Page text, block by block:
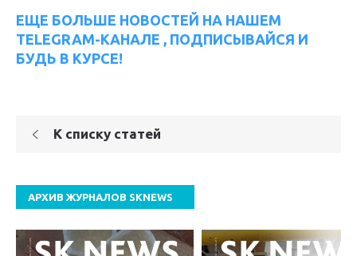
ЕЩЕ БОЛЬШЕ НОВОСТЕЙ НА НАШЕМ
TELEGRAM-КАНАЛЕ , ПОДПИСЫВАЙСЯ И
БУДЬ В КУРСЕ!
К списку статей
АРХИВ ЖУРНАЛОВ SKNEWS